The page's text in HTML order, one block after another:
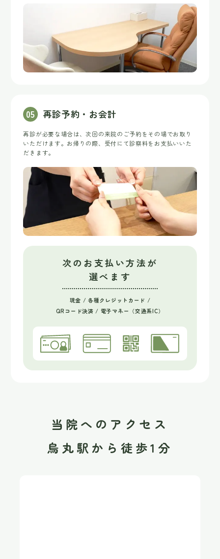
05 再診予約・お会計
再診が必要な場合は、次回の来院のご予約をその場でお取り
いただけます。お帰りの際、受付にて診察料をお支払いいた
だきます。
次のお支払い方法が
選べます
現金 / 各種クレジットカード /
QRコード決済 / 電子マネー（交通系IC）
当院へのアクセス
烏丸駅から徒歩1分